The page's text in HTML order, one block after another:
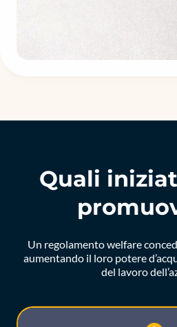
Quali
Un regolamento welfare
aumentando il loro potere
del lavoro